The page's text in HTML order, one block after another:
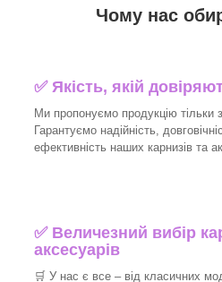
Чому нас
✅Якість, якій
Ми пропонуємо продукцію тільки з
Гарантуємо надійність,
ефективність наших карнизів та
✅ Величезний вибір
аксесуарів
🛒 У нас є все – від класичних